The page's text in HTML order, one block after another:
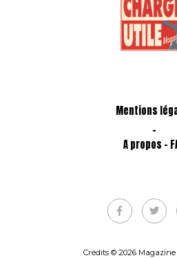
Mentions
-
A propos -
Crédits © 2026